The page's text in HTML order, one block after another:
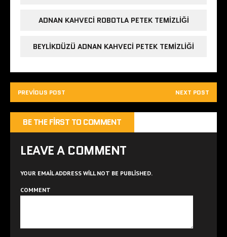
ADNAN KAHVECI ROBOTLA PETEK TEMIZLIĞI
BEYLIKDÜZÜ ADNAN KAHVECI PETEK TEMIZLIĞI
PREVIOUS POST NEXT POST
BE THE FIRST TO COMMENT
LEAVE A COMMENT
YOUR EMAIL ADDRESS WILL NOT BE PUBLISHED.
COMMENT